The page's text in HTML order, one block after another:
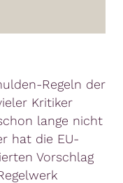
Regeln der
Kritiker
lange nicht
hat die EU-
Vorschlag